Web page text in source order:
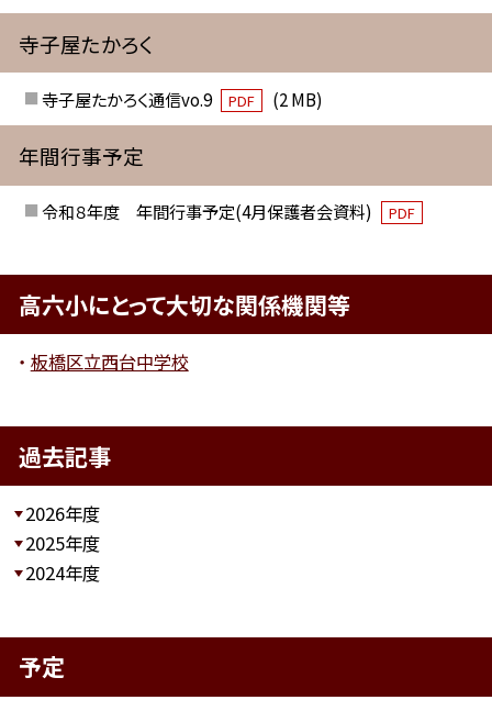
寺子屋たかろく
寺子屋たかろく通信vo.9 PDF (2 MB)
年間行事予定
令和８年度 年間行事予定(4月保護者会資料) PDF
高六小にとって大切な関係機関等
板橋区立西台中学校
過去記事
2026年度
2025年度
2024年度
予定